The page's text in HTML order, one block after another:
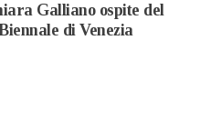
Galliano ospite del
di Venezia